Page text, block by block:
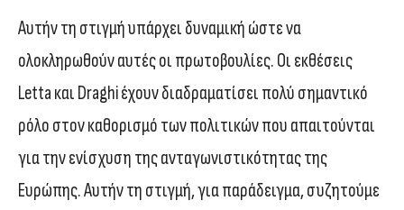
Αυτήν τη στιγμή υπάρχει δυναμική ώστε να
ολοκληρωθούν αυτές οι πρωτοβουλίες. Οι εκθέσεις
Letta και Draghi έχουν διαδραματίσει πολύ σημαντικό
ρόλο στον καθορισμό των πολιτικών που απαιτούνται
για την ενίσχυση της ανταγωνιστικότητας της
Ευρώπης. Αυτήν τη στιγμή, για παράδειγμα, συζητούμε